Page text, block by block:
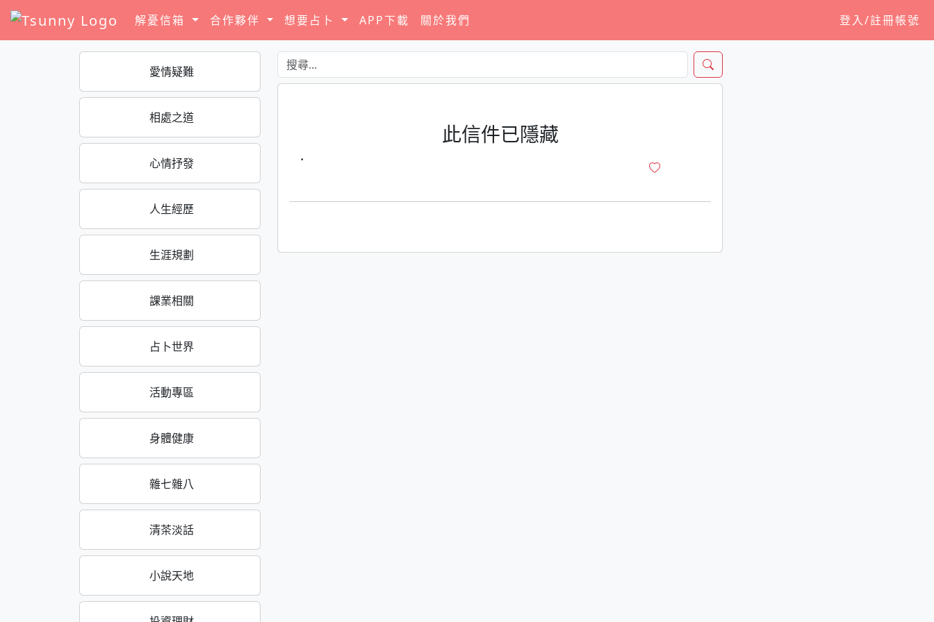
解憂信箱 合作夥伴 想要占卜 APP下載 關於我們 登入/註冊帳號
愛情疑難
相處之道
心情抒發
人生經歷
生涯規劃
課業相關
占卜世界
活動專區
身體健康
雜七雜八
清茶淡話
小說天地
此信件已隱藏
·